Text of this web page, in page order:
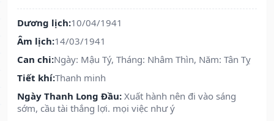
Dương lịch:10/04/1941
Âm lịch:14/03/1941
Can chi:Ngày: Mậu Tý, Tháng: Nhâm Thìn, Năm: Tân Tỵ
Tiết khí:Thanh minh
Ngày Thanh Long Đầu: Xuất hành nên đi vào sáng
sớm, cầu tài thắng lợi. mọi việc như ý